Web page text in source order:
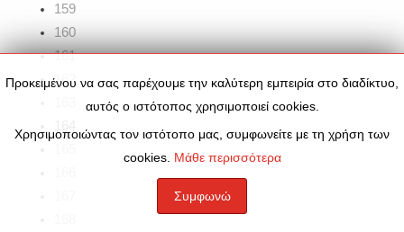
159
160
161
162
Προκειμένου να σας παρέχουμε την καλύτερη εμπειρία στο διαδίκτυο,
αυτός ο ιστότοπος χρησιμοποιεί cookies.
Χρησιμοποιώντας τον ιστότοπο μας, συμφωνείτε με τη χρήση των
cookies. Μάθε περισσότερα
Συμφωνώ